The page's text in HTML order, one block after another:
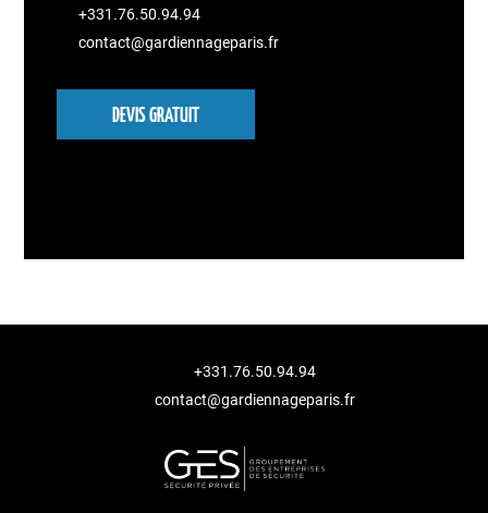
+331.76.50.94.94
contact@gardiennageparis.fr
DEVIS GRATUIT
+331.76.50.94.94
contact@gardiennageparis.fr